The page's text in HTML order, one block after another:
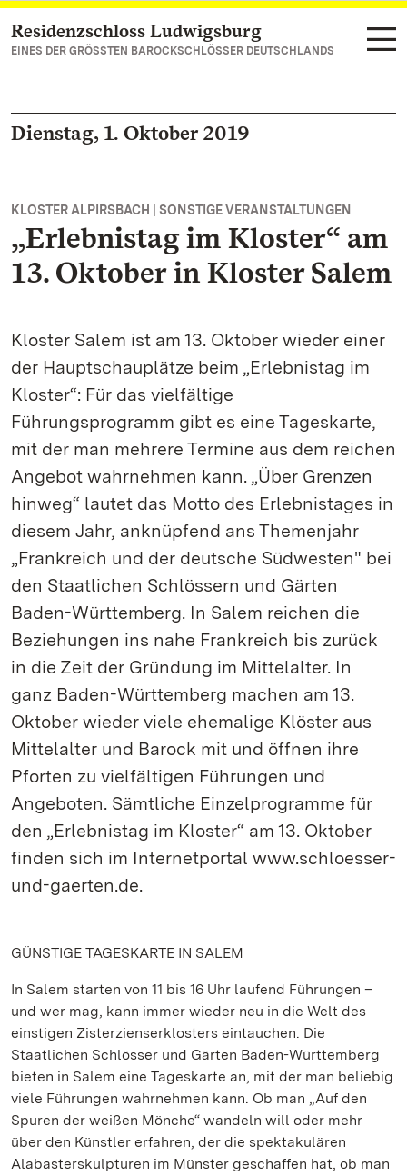
Zum Hauptinhalt springen
Residenzschloss Ludwigsburg
EINES DER GRÖSSTEN BAROCKSCHLÖSSER DEUTSCHLANDS
Dienstag, 1. Oktober 2019
KLOSTER ALPIRSBACH | SONSTIGE VERANSTALTUNGEN
„Erlebnistag im Kloster“ am
13. Oktober in Kloster Salem
Kloster Salem ist am 13. Oktober wieder einer
der Hauptschauplätze beim „Erlebnistag im
Kloster“: Für das vielfältige
Führungsprogramm gibt es eine Tageskarte,
mit der man mehrere Termine aus dem reichen
Angebot wahrnehmen kann. „Über Grenzen
hinweg“ lautet das Motto des Erlebnistages in
diesem Jahr, anknüpfend ans Themenjahr
„Frankreich und der deutsche Südwesten" bei
den Staatlichen Schlössern und Gärten
Baden-Württemberg. In Salem reichen die
Beziehungen ins nahe Frankreich bis zurück
in die Zeit der Gründung im Mittelalter. In
ganz Baden-Württemberg machen am 13.
Oktober wieder viele ehemalige Klöster aus
Mittelalter und Barock mit und öffnen ihre
Pforten zu vielfältigen Führungen und
Angeboten. Sämtliche Einzelprogramme für
den „Erlebnistag im Kloster“ am 13. Oktober
finden sich im Internetportal www.schloesser-
und-gaerten.de.
GÜNSTIGE TAGESKARTE IN SALEM
In Salem starten von 11 bis 16 Uhr laufend Führungen –
und wer mag, kann immer wieder neu in die Welt des
einstigen Zisterzienserklosters eintauchen. Die
Staatlichen Schlösser und Gärten Baden-Württemberg
bieten in Salem eine Tageskarte an, mit der man beliebig
viele Führungen wahrnehmen kann. Ob man „Auf den
Spuren der weißen Mönche“ wandeln will oder mehr
über den Künstler erfahren, der die spektakulären
Alabasterskulpturen im Münster geschaffen hat, ob man